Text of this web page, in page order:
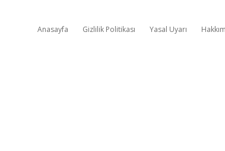
Anasayfa Gizlilik Politikası Yasal Uyarı